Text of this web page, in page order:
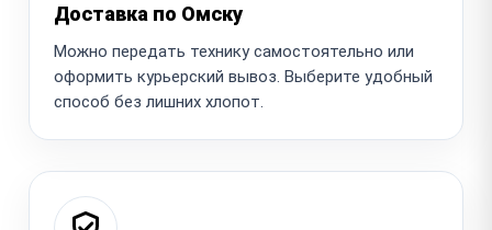
Доставка по Омску
Можно передать технику самостоятельно или
оформить курьерский вывоз. Выберите удобный
способ без лишних хлопот.